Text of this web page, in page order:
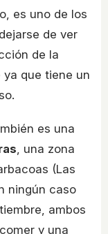
es uno de los
de ver
de la
que tiene un
es una
, una zona
(Las
ningún caso
ambos
y una